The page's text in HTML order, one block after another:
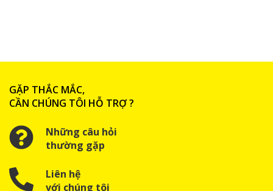
GẶP THẮC MẮC,
CẦN CHÚNG TÔI HỖ TRỢ ?
Những câu hỏi
thường gặp
Liên hệ
với chúng tôi